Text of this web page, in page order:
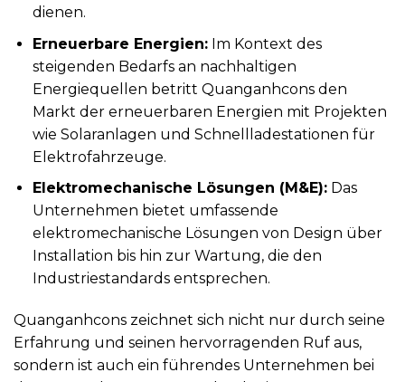
dienen.
Erneuerbare Energien:Im Kontext des
steigenden Bedarfs an nachhaltigen
Energiequellen betritt Quanganhcons den
Markt der erneuerbaren Energien mit Projekten
wie Solaranlagen und Schnellladestationen für
Elektrofahrzeuge.
Elektromechanische Lösungen (M&E):Das
Unternehmen bietet umfassende
elektromechanische Lösungen von Design über
Installation bis hin zur Wartung, die den
Industriestandards entsprechen.
Quanganhcons zeichnet sich nicht nur durch seine
Erfahrung und seinen hervorragenden Ruf aus,
sondern ist auch ein führendes Unternehmen bei